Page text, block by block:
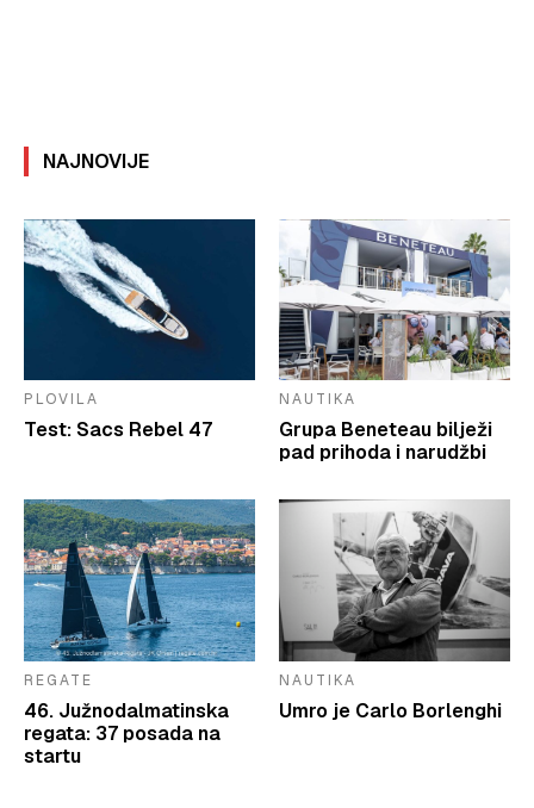
NAJNOVIJE
PLOVILA
Test: Sacs Rebel 47
NAUTIKA
Grupa Beneteau bilježi
pad prihoda i narudžbi
REGATE
46. Južnodalmatinska
regata: 37 posada na
startu
NAUTIKA
Umro je Carlo Borlenghi